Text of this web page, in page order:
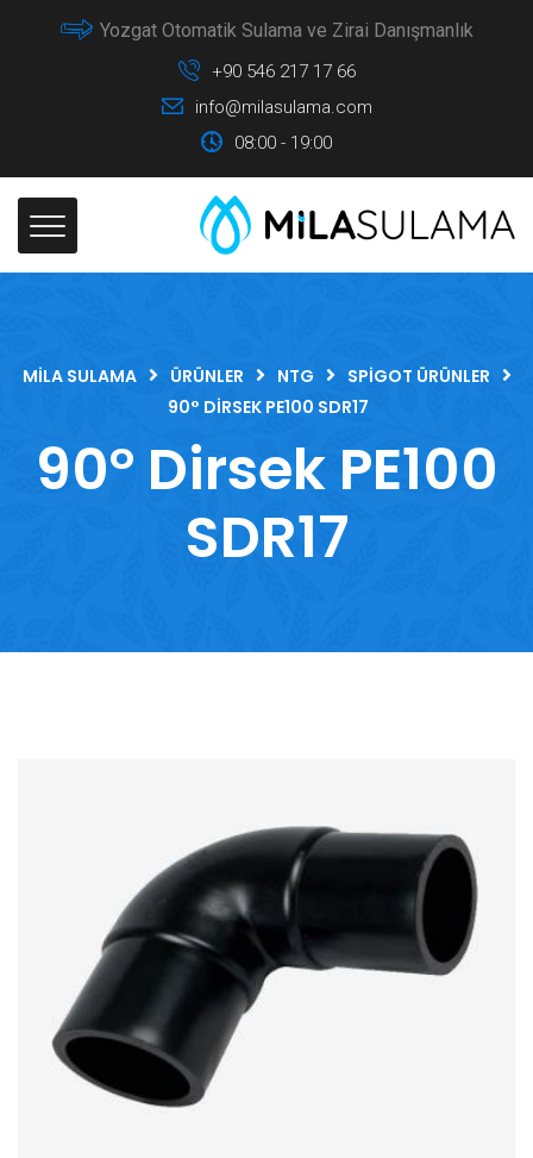
Yozgat Otomatik Sulama ve Zirai Danışmanlık
+90 546 217 17 66
info@milasulama.com
08:00 - 19:00
MILA SULAMA ÜRÜNLER NTG
SPIGOT ÜRÜNLER
90° DIRSEK PE100 SDR17
90° Dirsek PE100
SDR17